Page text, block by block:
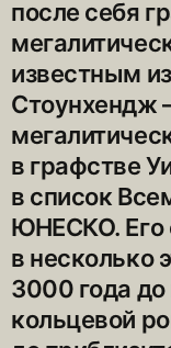
после себя
известным
Стоунхендж
в графстве
в список
ЮНЕСКО. Его
в несколько
3000 года
кольцевой